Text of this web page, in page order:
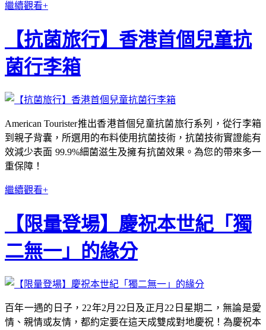
繼續觀看+
【抗菌旅行】香港首個兒童抗
菌行李箱
American Tourister推出香港首個兒童抗菌旅行系列，從行李箱
到親子背囊，所選用的布料使用抗菌技術，抗菌技術實證能有
效減少表面 99.9%細菌滋生及擁有抗菌效果。為您的帶來多一
重保障！
繼續觀看+
【限量登場】慶祝本世紀「獨
二無一」的緣分
百年一遇的日子，22年2月22日及正月22日星期二，無論是愛
情、親情或友情，都約定要在這天成雙成對地慶祝！為慶祝本